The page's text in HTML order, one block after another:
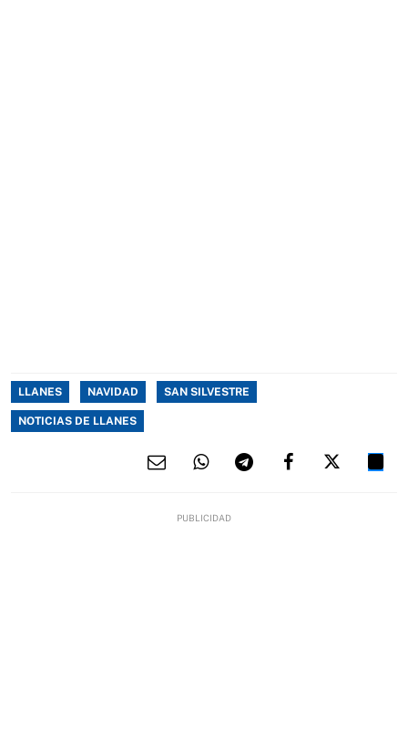
LLANES NAVIDAD SAN SILVESTRE
NOTICIAS DE LLANES